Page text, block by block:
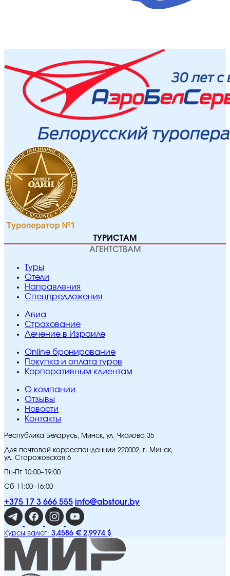
ТУРИСТАМ
АГЕНТСТВАМ
Туры
Отели
Направления
Спецпредложения
Авиа
Страхование
Лечение в Израиле
Online бронирование
Покупка и оплата туров
Корпоративным клиентам
O компании
Отзывы
Новости
Контакты
Республика Беларусь, Минск, ул. Чкалова 35
Для почтовой корреспонденции 220002, г. Минск,
ул. Сторожовская 6
Пн-Пт 10:00–19:00
Сб 11:00–16:00
+375 17 3 666 555 info@abstour.by
Курсы валют: 3,4586 € 2,9974 $